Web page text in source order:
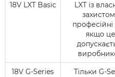
18V LXT Basic
LXT із
захистом
професійні
якщо це
18V G-Series Тільки G-